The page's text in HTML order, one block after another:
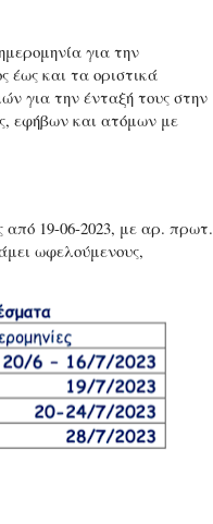
για την
έως και τα οριστικά
για την ένταξή τους στην
εφήβων και ατόμων με
από 19-06-2023, με αρ. πρωτ.
ωφελούμενους,